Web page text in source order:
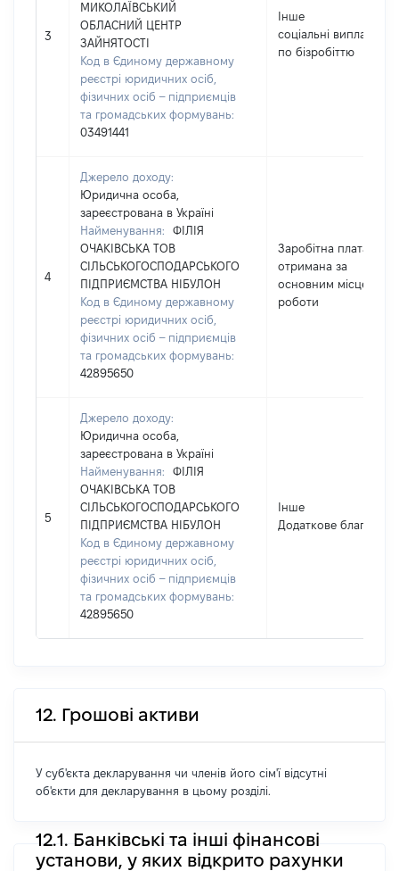
3
МИКОЛАЇВСЬКИЙ
ОБЛАСНИЙ ЦЕНТР
ЗАЙНЯТОСТІ
Код в Єдиному державному
реєстрі юридичних осіб,
фізичних осіб – підприємців
та громадських формувань:
03491441
Інше
соціальні виплати
по бізробіттю
4
Джерело доходу:
Юридична особа,
зареєстрована в Україні
Найменування:
ФІЛІЯ
ОЧАКІВСЬКА ТОВ
СІЛЬСЬКОГОСПОДАРСЬКОГО
ПІДПРИЄМСТВА НІБУЛОН
Код в Єдиному державному
реєстрі юридичних осіб,
фізичних осіб – підприємців
та громадських формувань:
42895650
Заробітна плата
отримана за
основним місцем
роботи
5
Джерело доходу:
Юридична особа,
зареєстрована в Україні
Найменування:
ФІЛІЯ
ОЧАКІВСЬКА ТОВ
СІЛЬСЬКОГОСПОДАРСЬКОГО
ПІДПРИЄМСТВА НІБУЛОН
Код в Єдиному державному
реєстрі юридичних осіб,
фізичних осіб – підприємців
та громадських формувань:
42895650
Інше
Додаткове благо
12. Грошові активи
У суб'єкта декларування чи членів його сім'ї відсутні
об'єкти для декларування в цьому розділі.
12.1. Банківські та інші фінансові
установи, у яких відкрито рахунки